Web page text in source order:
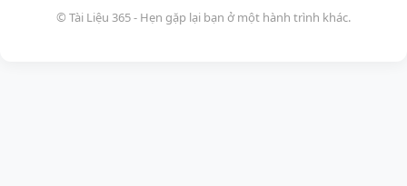
© Tài Liệu 365 - Hẹn gặp lại bạn ở một hành trình khác.